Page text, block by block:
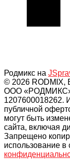
Родмикс на
© 2026 RODMIX,
ООО
1207600018262.
публичной
могут быть
сайта, включая
Запрещено
использование в